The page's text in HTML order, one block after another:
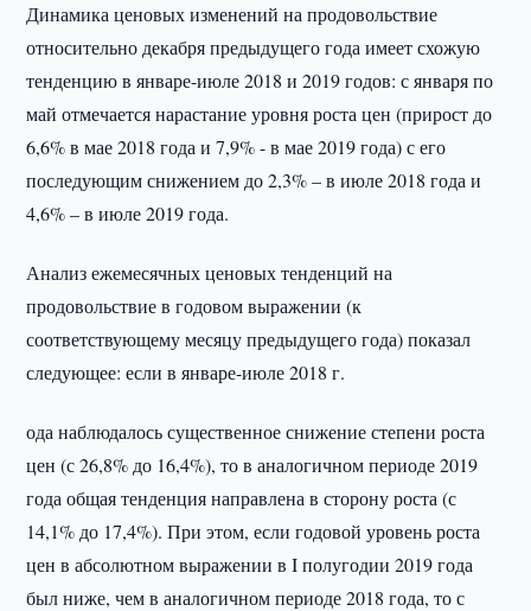
Динамика ценовых изменений на продовольствие
относительно декабря предыдущего года имеет схожую
тенденцию в январе-июле 2018 и 2019 годов: с января по
май отмечается нарастание уровня роста цен (прирост до
6,6% в мае 2018 года и 7,9% - в мае 2019 года) с его
последующим снижением до 2,3% – в июле 2018 года и
4,6% – в июле 2019 года.
Анализ ежемесячных ценовых тенденций на
продовольствие в годовом выражении (к
соответствующему месяцу предыдущего года) показал
следующее: если в январе-июле 2018 г.
ода наблюдалось существенное снижение степени роста
цен (с 26,8% до 16,4%), то в аналогичном периоде 2019
года общая тенденция направлена в сторону роста (с
14,1% до 17,4%). При этом, если годовой уровень роста
цен в абсолютном выражении в I полугодии 2019 года
был ниже, чем в аналогичном периоде 2018 года, то с